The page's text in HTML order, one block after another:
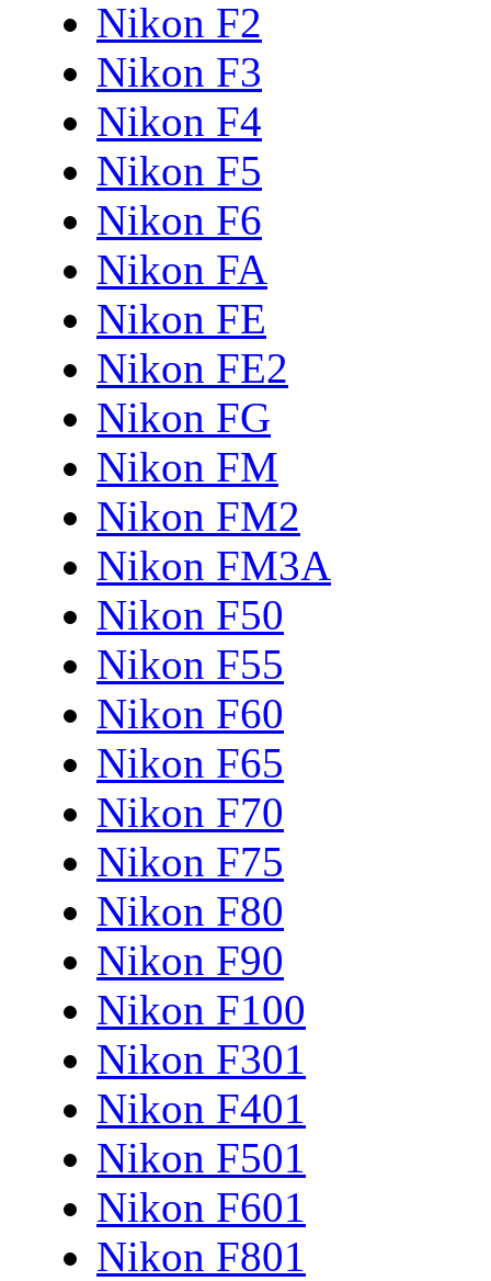
Nikon F2
Nikon F3
Nikon F4
Nikon F5
Nikon F6
Nikon FA
Nikon FE
Nikon FE2
Nikon FG
Nikon FM
Nikon FM2
Nikon FM3A
Nikon F50
Nikon F55
Nikon F60
Nikon F65
Nikon F70
Nikon F75
Nikon F80
Nikon F90
Nikon F100
Nikon F301
Nikon F401
Nikon F501
Nikon F601
Nikon F801